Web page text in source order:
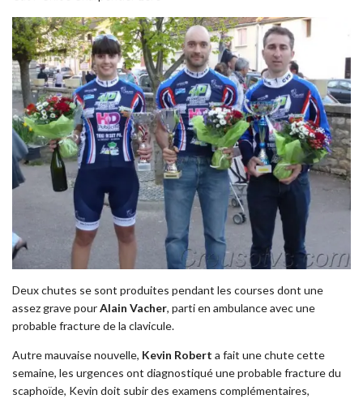
Deux chutes se sont produites pendant les courses dont une
assez grave pourAlain Vacher, parti en ambulance avec une
probable fracture de la clavicule.
Autre mauvaise nouvelle, Kevin Robert a fait une chute cette
semaine, les urgences ont diagnostiqué une probable fracture du
scaphoïde, Kevin doit subir des examens complémentaires,